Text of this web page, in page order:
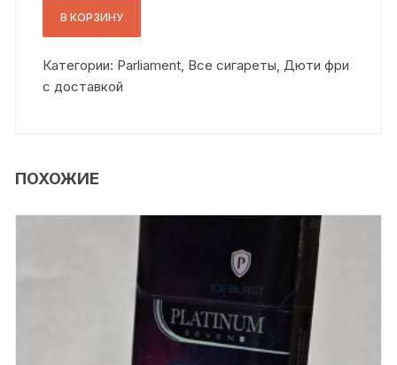
белый
В КОРЗИНУ
Категории: Parliament, Все сигареты,Дюти фри
с доставкой
ПОХОЖИЕ